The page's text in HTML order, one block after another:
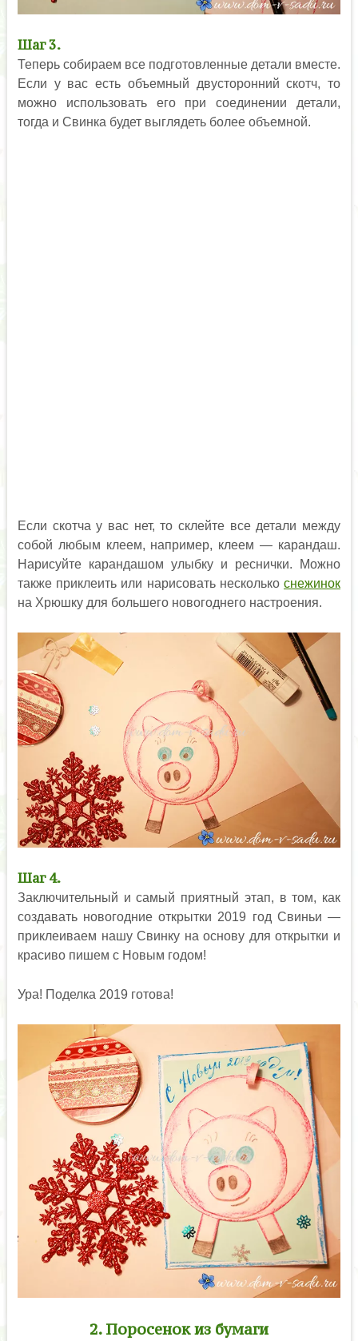
Шаг 3.
Теперь собираем все подготовленные детали вместе.
Если у вас есть объемный двусторонний скотч, то
можно использовать его при соединении детали,
тогда и Свинка будет выглядеть более объемной.
Если скотча у вас нет, то склейте все детали между
собой любым клеем, например, клеем — карандаш.
Нарисуйте карандашом улыбку и реснички. Можно
также приклеить или нарисовать несколькоснежинок
на Хрюшку для большего новогоднего настроения.
Шаг 4.
Заключительный и самый приятный этап, в том, как
создавать новогодние открытки 2019 год Свиньи —
приклеиваем нашу Свинку на основу для открытки и
красиво пишем с Новым годом!
Ура! Поделка 2019 готова!
2. Поросенок из бумаги